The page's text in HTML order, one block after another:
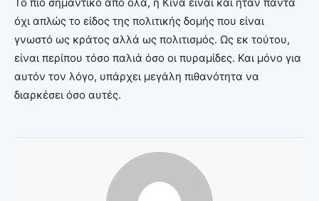
όχι απλώς το είδος της πολιτικής δομής που είναι
γνωστό ως κράτος αλλά ως πολιτισμός. Ως εκ τούτου,
είναι περίπου τόσο παλιά όσο οι πυραμίδες. Και μόνο για
αυτόν τον λόγο, υπάρχει μεγάλη πιθανότητα να
διαρκέσει όσο αυτές.